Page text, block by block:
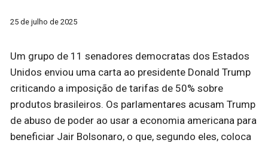
25 de julho de 2025
Um grupo de 11 senadores democratas dos Estados
Unidos enviou uma carta ao presidente Donald Trump
criticando a imposição de tarifas de 50% sobre
produtos brasileiros. Os parlamentares acusam Trump
de abuso de poder ao usar a economia americana para
beneficiar Jair Bolsonaro, o que, segundo eles, coloca